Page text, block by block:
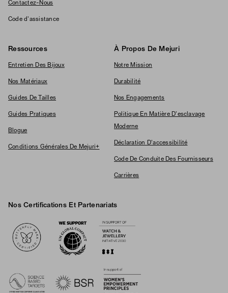
Contactez-Nous
Code d'assistance
Ressources
Entretien Des Bijoux
Nos Matériaux
Guides De Tailles
Guides Pratiques
Blogue
Conditions Générales De Mejuri+
À Propos De Mejuri
Notre Mission
Durabilité
Nos Engagements
Politique En Matière D'esclavage
Moderne
Déclaration D'accessibilité
Code De Conduite Des Fournisseurs
Carrières
Nos Certifications Et Partenariats